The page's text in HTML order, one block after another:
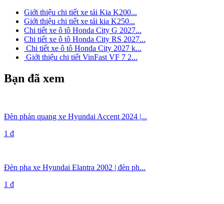
Giới thiệu chi tiết xe tải Kia K200...
Giới thiệu chi tiết xe tải kia K250...
Chi tiết xe ô tô Honda City G 2027...
Chi tiết xe ô tô Honda City RS 2027...
Chi tiết xe ô tô Honda City 2027 k...
Giới thiệu chi tiết VinFast VF 7 2...
Bạn đã xem
Đèn phản quang xe Hyundai Accent 2024 |...
1 đ
Đèn pha xe Hyundai Elantra 2002 | đèn ph...
1 đ